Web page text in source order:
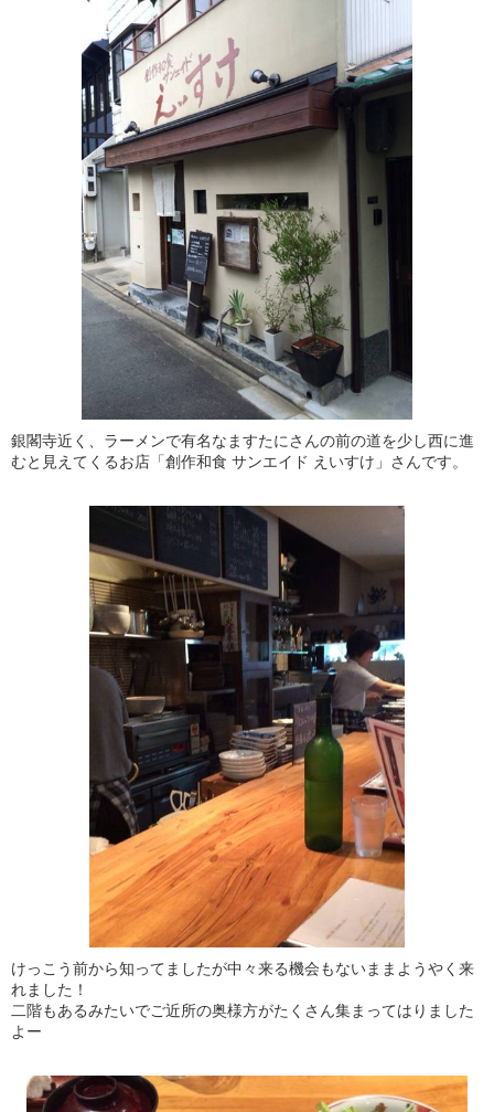
銀閣寺近く、ラーメンで有名なますたにさんの前の道を少し西に進
むと見えてくるお店「創作和食 サンエイド えいすけ」さんです。
けっこう前から知ってましたが中々来る機会もないままようやく来
れました！
二階もあるみたいでご近所の奥様方がたくさん集まってはりました
よー